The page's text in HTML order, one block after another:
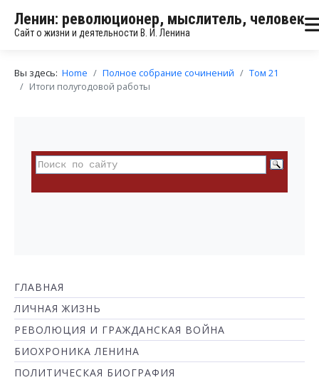
Ленин: революционер, мыслитель, человек
Сайт о жизни и деятельности В. И. Ленина
Вы здесь: Home Полное собрание сочинений
Том 21
Итоги полугодовой работы
ГЛАВНАЯ
ЛИЧНАЯ ЖИЗНЬ
РЕВОЛЮЦИЯ И ГРАЖДАНСКАЯ ВОЙНА
БИОХРОНИКА ЛЕНИНА
ПОЛИТИЧЕСКАЯ БИОГРАФИЯ